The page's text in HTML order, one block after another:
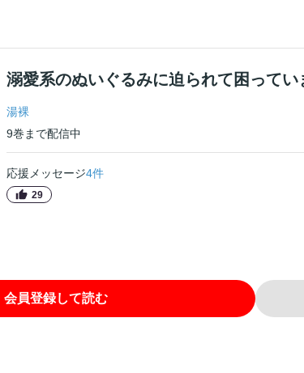
溺愛系のぬいぐるみに迫られて困ってい
湯裸
9巻 まで配信中
応援メッセージ4件
29
会員登録して読む